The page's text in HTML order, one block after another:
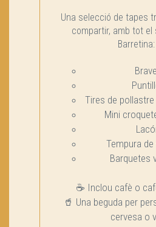
Una selecció de tapes
compartir, amb tot el
Barretina:
Tires de
Mini
Tempura
Barquetes
☕ Inclou cafè o
🥤 Una beguda per
cervesa o